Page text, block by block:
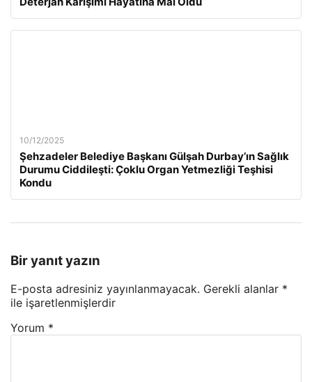
10/12/2025
Şehzadeler Belediye Başkanı Gülşah Durbay’ın Sağlık
Durumu Ciddileşti: Çoklu Organ Yetmezliği Teşhisi
Kondu
Bir yanıt yazın
E-posta adresiniz yayınlanmayacak. Gerekli alanlar *
ile işaretlenmişlerdir
Yorum *